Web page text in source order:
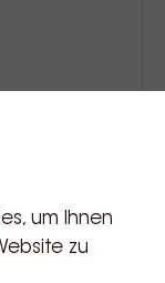
um Ihnen
zu